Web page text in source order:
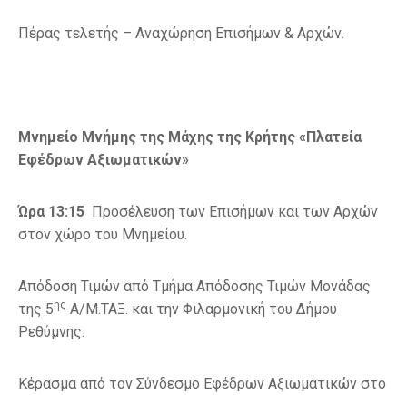
Πέρας τελετής – Αναχώρηση Επισήμων & Αρχών.
Μνημείο Μνήμης της Μάχης της Κρήτης «Πλατεία
Εφέδρων Αξιωματικών»
Ώρα 13:15 Προσέλευση των Επισήμων και των Αρχών
στον χώρο του Μνημείου.
Απόδοση Τιμών από Τμήμα Απόδοσης Τιμών Μονάδας
της 5ης Α/Μ.ΤΑΞ. και την Φιλαρμονική του Δήμου
Ρεθύμνης.
Κέρασμα από τον Σύνδεσμο Εφέδρων Αξιωματικών στο